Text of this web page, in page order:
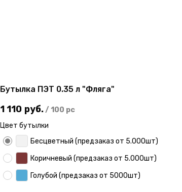
Бутылка ПЭТ 0.35 л "Фляга"
1 110 руб./ 100 pc
Цвет бутылки
Бесцветный (предзаказ от 5.000шт)
Коричневый (предзаказ от 5.000шт)
Голубой (предзаказ от 5000шт)